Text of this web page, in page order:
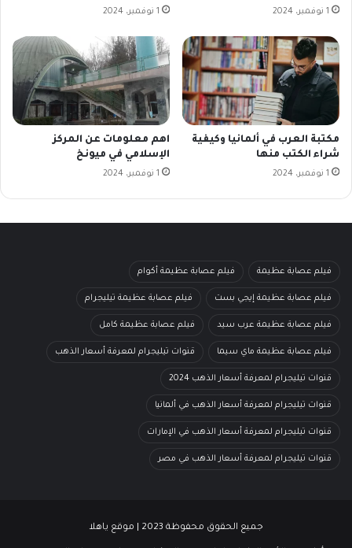
1 نوفمبر، 2024 1 نوفمبر، 2024
مكتبة العرب في ألمانيا وكيفية
شراء الكتب منها
1 نوفمبر، 2024
اهم معلومات عن المركز
الإسلامي في ميونخ
1 نوفمبر، 2024
فيلم عصابة عظيمة فيلم عصابة عظيمة أكوام
فيلم عصابة عظيمة إيجي بست فيلم عصابة عظيمة تيليجرام
فيلم عصابة عظيمة عرب سيد فيلم عصابة عظيمة كامل
فيلم عصابة عظيمة ماي سيما قنوات تيليجرام لمعرفة أسعار الذهب
قنوات تيليجرام لمعرفة أسعار الذهب 2024
قنوات تيليجرام لمعرفة أسعار الذهب في ألمانيا
قنوات تيليجرام لمعرفة أسعار الذهب في الإمارات
قنوات تيليجرام لمعرفة أسعار الذهب في مصر
جميع الحقوق محفوظة 2023 | موقع ياهلا